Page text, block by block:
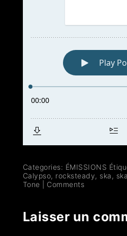
Categories: ÉMISSIONS
Calypso, rocksteady, ska ,
Tone
Comments
Laisser un